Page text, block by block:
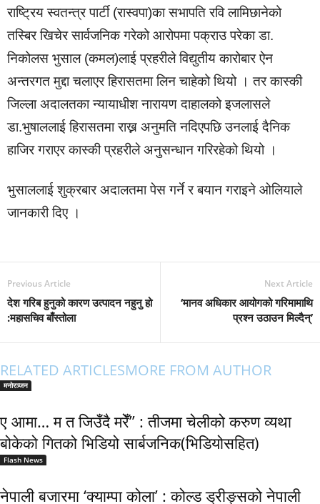
राष्ट्रिय स्वतन्त्र पार्टी (रास्वपा)का सभापति रवि लामिछानेको
तस्बिर खिचेर सार्वजनिक गरेको आरोपमा पक्राउ परेका डा.
निकोलस भुसाल (कमल)लाई प्रहरीले विद्युतीय कारोबार ऐन
अन्तरगत मुद्दा चलाएर हिरासतमा लिन चाहेको थियो । तर कास्की
जिल्ला अदालतका न्यायाधीश नारायण दाहालको इजलासले
डा.भुषाललाई हिरासतमा राख्न अनुमति नदिएपछि उनलाई दैनिक
हाजिर गराएर कास्की प्रहरीले अनुसन्धान गरिरहेको थियो ।
भुसाललाई शुक्रबार अदालतमा पेस गर्ने र बयान गराइने ओलियाले
जानकारी दिए ।
Previous Article
देश गरिब हुनुको कारण उत्पादन नहुनु हो
:महासचिव बाँस्तोला
Next Article
‘मानव अधिकार आयोगको गरिमामाथि
प्रश्न उठाउन मिल्दैन्’
RELATED ARTICLESMORE FROM AUTHOR
मनोरञ्जन
ए आमा… म त जिउँदै मरेँ” : तीजमा चेलीको करुण व्यथा
बोकेको गितको भिडियो सार्बजनिक(भिडियोसहित)
Flash News
नेपाली बजारमा ‘क्याम्पा कोला’ : कोल्ड ड्रीङ्सको नेपाली